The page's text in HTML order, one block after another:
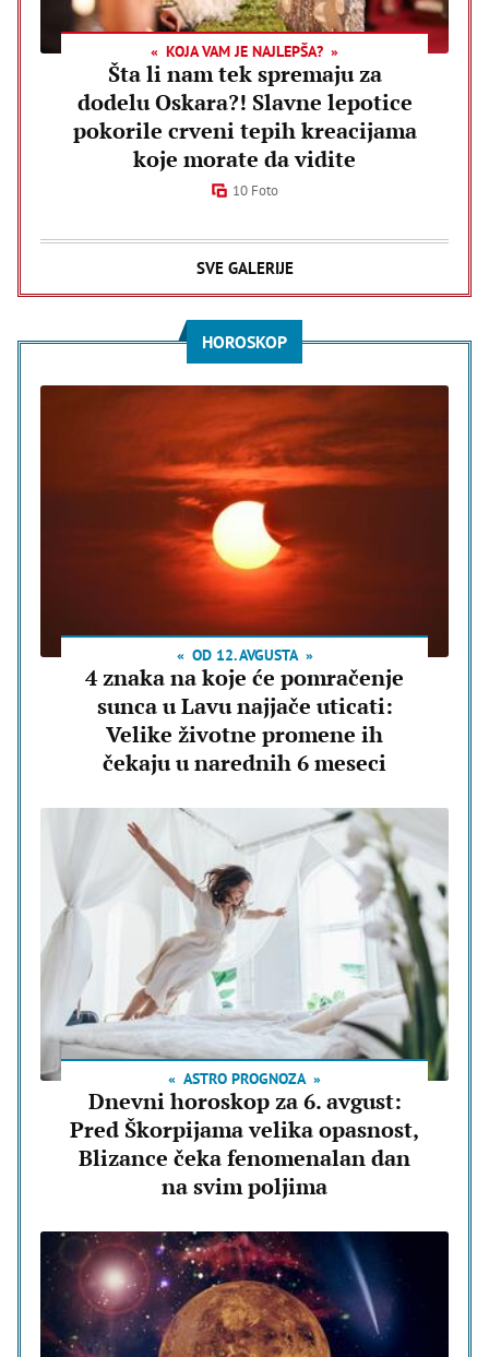
KOJA VAM JE NAJLEPŠA?
Šta li nam tek spremaju za
dodelu Oskara?! Slavne lepotice
pokorile crveni tepih kreacijama
koje morate da vidite
10 Foto
SVE GALERIJE
HOROSKOP
OD 12. AVGUSTA
4 znaka na koje će pomračenje
sunca u Lavu najjače uticati:
Velike životne promene ih
čekaju u narednih 6 meseci
ASTRO PROGNOZA
Dnevni horoskop za 6. avgust:
Pred Škorpijama velika opasnost,
Blizance čeka fenomenalan dan
na svim poljima